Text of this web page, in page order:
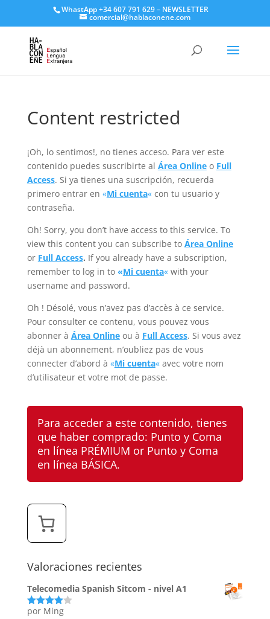
WhastApp+34 607 791 629– NEWSLETTER
comercial@hablaconene.com
Content restricted
¡Oh, lo sentimos!, no tienes acceso. Para ver este
contenido puedes suscribirte al Área Onlineo Full
Access. Si ya tienes una suscripción, recuerda
primero entrar en «Mi cuenta«con tu usuario y
contraseña.
Oh! Sorry, you don’t have access to this service. To
view this content you can subscribe to Área Online
or Full Access. If you already have a subscription,
remember to log in to «Mi cuenta«with your
username and password.
Oh ! Désolé, vous n’avez pas d’accès à ce service.
Pour consulter ce contenu, vous pouvez vous
abonner à Área Onlineou à Full Access. Si vous avez
déjà un abonnement, n’oubliez pas de vous
connecter d’abord à «Mi cuenta«avec votre nom
d’utilisateur et votre mot de passe.
Para acceder a este contenido, tienes
que haber comprado: Punto y Coma
en línea PRÉMIUM or Punto y Coma
en línea BÁSICA.
Valoraciones recientes
Telecomedia Spanish Sitcom - nivel A1
Valorado
por Ming